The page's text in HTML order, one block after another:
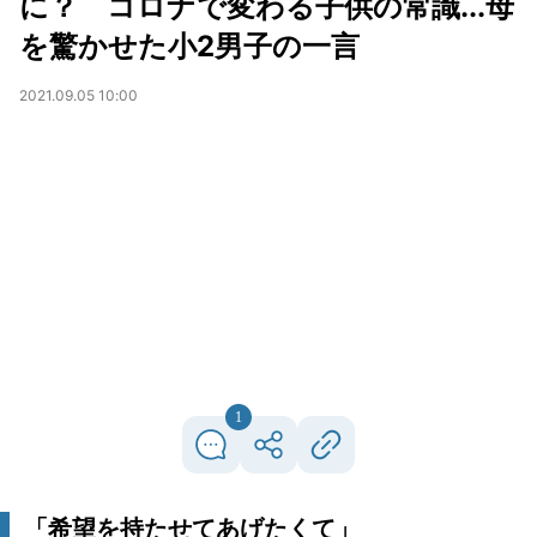
を驚かせた小2男子の一言
2021.09.05 10:00
1
「希望を持たせてあげたくて」